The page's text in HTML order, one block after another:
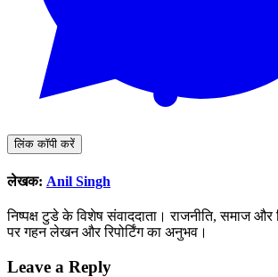
लिंक कॉपी करें
लेखक: Anil Singh
निष्पक्ष टुडे के विशेष संवाददाता। राजनीति, समाज
पर गहन लेखन और रिपोर्टिंग का अनुभव।
Leave a Reply